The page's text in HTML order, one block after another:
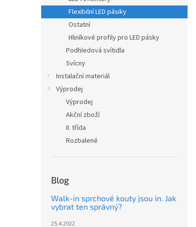
Flexibilní LED pásiky
Ostatní
Hliníkové profily pro LED pásky
Podhledová svítidla
Svícny
Instalační materiál
Výprodej
Výprodej
Akční zboží
II. třída
Rozbalené
Blog
Walk-in sprchové kouty jsou in. Jak
vybrat ten správný?
25.4.2022